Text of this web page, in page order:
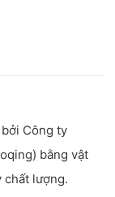
Công ty
bằng vật
chất lượng.